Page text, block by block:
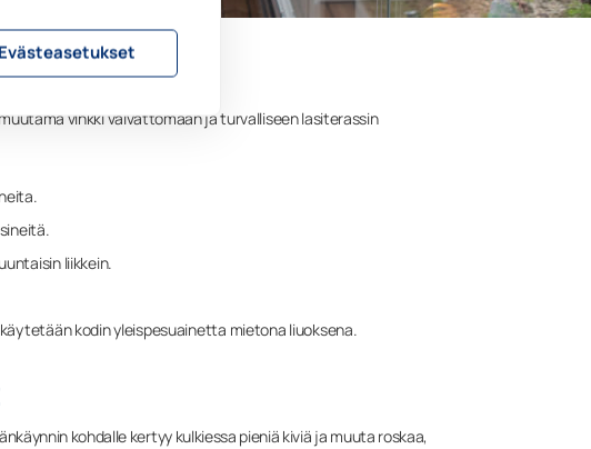
Evästeasetukset
vinkki vaivattomaan ja turvalliseen lasiterassin
liikkein.
kodin yleispesuainetta mietona liuoksena.
kohdalle kertyy kulkiessa pieniä kiviä ja muuta roskaa,